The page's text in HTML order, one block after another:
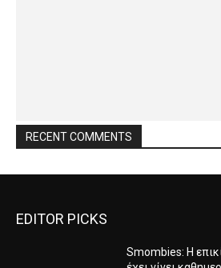
RECENT COMMENTS
EDITOR PICKS
Smombies: Η